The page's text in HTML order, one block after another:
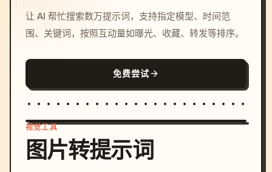
让 AI 帮忙搜索数万提示词，支持指定模型、时间范
围、关键词，按照互动量如曝光、收藏、转发等排序。
免费尝试
视觉工具
图片转提示词